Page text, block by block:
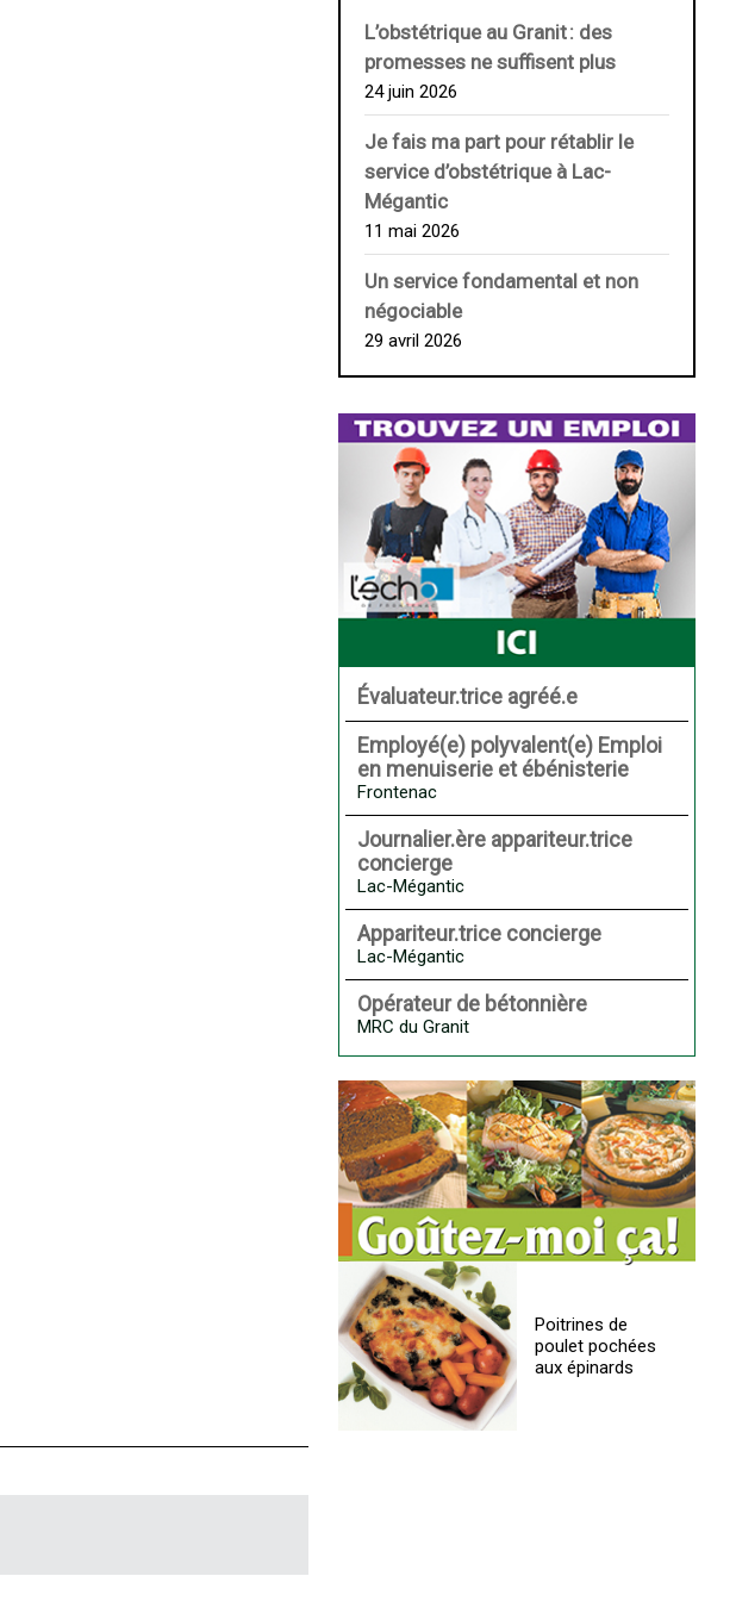
L’obstétrique au ­Granit : des
promesses ne suffisent plus
24 juin 2026
Je fais ma part pour rétablir le
service d’obstétrique à Lac-
Mégantic
11 mai 2026
Un service fondamental et non
négociable
29 avril 2026
Évaluateur.trice agréé.e
Employé(e) polyvalent(e) Emploi
en menuiserie et ébénisterie
Frontenac
Journalier.ère appariteur.trice
concierge
Lac-Mégantic
Appariteur.trice concierge
Lac-Mégantic
Opérateur de bétonnière
MRC du Granit
Poitrines de
poulet pochées
aux épinards